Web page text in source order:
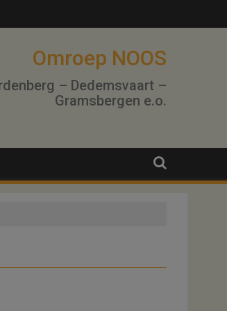
Omroep NOOS
– Dedemsvaart –
Gramsbergen e.o.